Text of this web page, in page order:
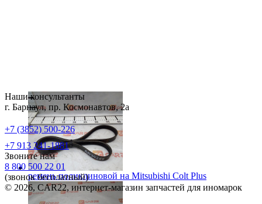
ремень поликлиновой на Mitsubishi Colt Plus
Наши консультанты
г. Барнаул, пр. Космонавтов, 2а
+7 (3852) 500-226
+7 913 241-1881
Звоните нам
8 800 500 22 01
(звонок бесплатный)
© 2026, CAR22, интернет-магазин запчастей для иномарок